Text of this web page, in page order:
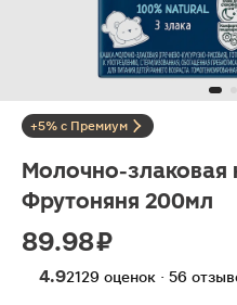
+5% с Премиум
Молочно-злаковая
Фрутоняня 200мл
89.98 ₽
4.92129 оценок · 56